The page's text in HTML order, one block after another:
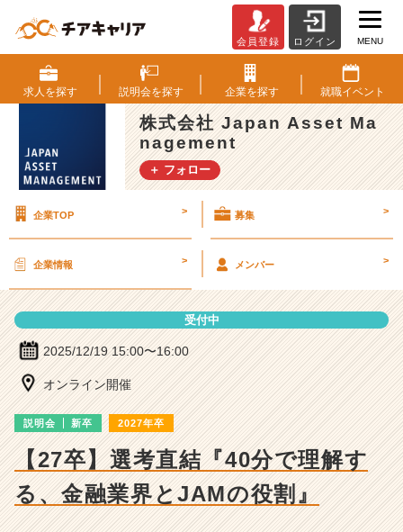
式
会
社
J
a
p
a
s
t
M
a
n
m
n
t
の
会員登録 ログイン MENU
求人を探す 説明会を探す 企業を探す 就職イベント
株式会社 Japan Asset Ma
nagement
＋ フォロー
企業TOP > 募集 >
企業情報 > メンバー >
受付中
2025/12/19 15:00〜16:00
オンライン開催
説明会 新卒 2027年卒
【27卒】選考直結『40分で理解す
る、金融業界とJAMの役割』